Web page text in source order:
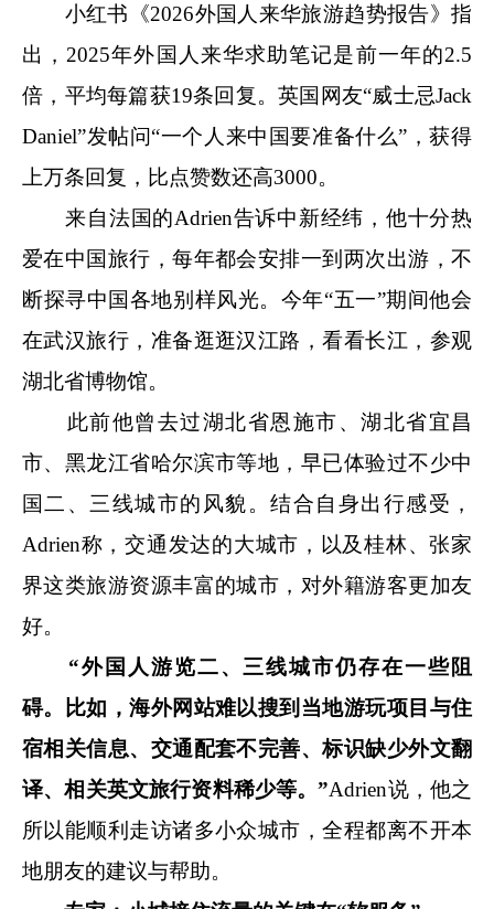
小红书《2026外国人来华旅游趋势报告》指
出，2025年外国人来华求助笔记是前一年的2.5
倍，平均每篇获19条回复。英国网友“威士忌Jack
Daniel”发帖问“一个人来中国要准备什么”，获得
上万条回复，比点赞数还高3000。
来自法国的Adrien告诉中新经纬，他十分热
爱在中国旅行，每年都会安排一到两次出游，不
断探寻中国各地别样风光。今年“五一”期间他会
在武汉旅行，准备逛逛汉江路，看看长江，参观
湖北省博物馆。
此前他曾去过湖北省恩施市、湖北省宜昌
市、黑龙江省哈尔滨市等地，早已体验过不少中
国二、三线城市的风貌。结合自身出行感受，
Adrien称，交通发达的大城市，以及桂林、张家
界这类旅游资源丰富的城市，对外籍游客更加友
好。
“外国人游览二、三线城市仍存在一些阻
碍。比如，海外网站难以搜到当地游玩项目与住
宿相关信息、交通配套不完善、标识缺少外文翻
译、相关英文旅行资料稀少等。”Adrien说，他之
所以能顺利走访诸多小众城市，全程都离不开本
地朋友的建议与帮助。